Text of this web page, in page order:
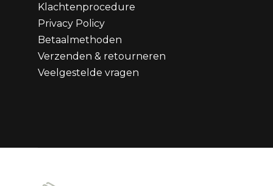
Klachtenprocedure
Privacy Policy
Betaalmethoden
Verzenden & retourneren
Veelgestelde vragen